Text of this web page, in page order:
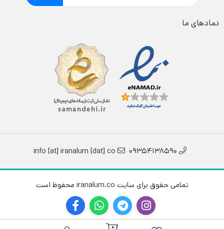
نمادهای ما
09354138590
info [at] iranalum [dat] co
تمامی حقوق برای سایت iranalum.co محفوظ است